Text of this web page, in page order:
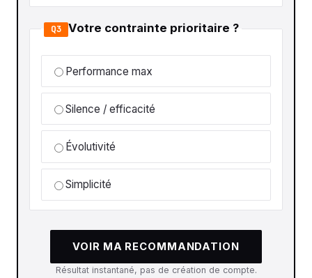
Q3 Votre contrainte prioritaire ?
Performance max
Silence / efficacité
Évolutivité
Simplicité
VOIR MA RECOMMANDATION
Résultat instantané, pas de création de compte.